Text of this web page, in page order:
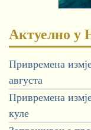
Актуелно у
Привремена
августа
Привремена
куле